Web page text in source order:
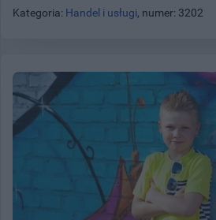
Kategoria: Handel i usługi, numer: 3202